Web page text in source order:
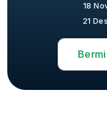
18
21